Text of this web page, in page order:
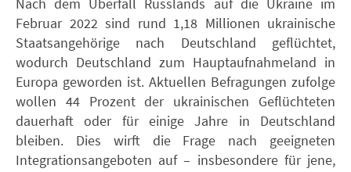
Februar 2022 sind rund 1,18 Millionen ukrainische
Staatsangehörige nach Deutschland geflüchtet,
wodurch Deutschland zum Hauptaufnahmeland in
Europa geworden ist. Aktuellen Befragungen zufolge
wollen 44 Prozent der ukrainischen Geflüchteten
dauerhaft oder für einige Jahre in Deutschland
bleiben. Dies wirft die Frage nach geeigneten
Integrationsangeboten auf – insbesondere für jene,